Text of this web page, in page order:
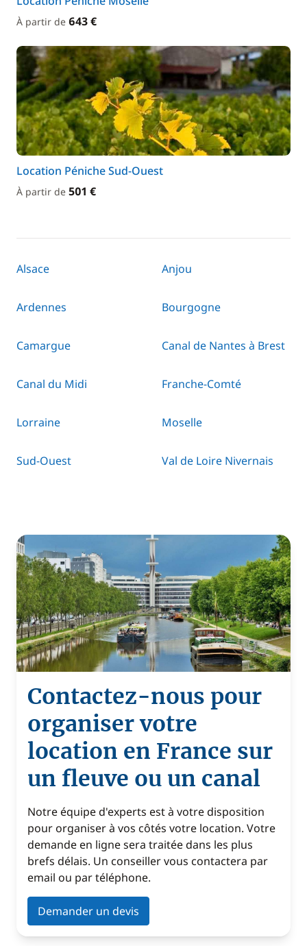
À partir de 643 €
Location Péniche Sud-Ouest
À partir de 501 €
Alsace Anjou
Ardennes Bourgogne
Camargue Canal de Nantes à Brest
Canal du Midi Franche-Comté
Lorraine Moselle
Sud-Ouest Val de Loire Nivernais
Contactez-nous pour
organiser votre
location en France sur
un fleuve ou un canal
Notre équipe d'experts est à votre disposition
pour organiser à vos côtés votre location. Votre
demande en ligne sera traitée dans les plus
brefs délais. Un conseiller vous contactera par
email ou par téléphone.
Demander un devis